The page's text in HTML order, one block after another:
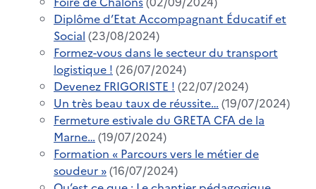
Diplôme d’Etat Accompagnant Éducatif et
Social (23/08/2024)
Formez-vous dans le secteur du transport
logistique ! (26/07/2024)
Devenez FRIGORISTE ! (22/07/2024)
Un très beau taux de réussite… (19/07/2024)
Fermeture estivale du GRETA CFA de la
Marne… (19/07/2024)
Formation « Parcours vers le métier de
soudeur »(16/07/2024)